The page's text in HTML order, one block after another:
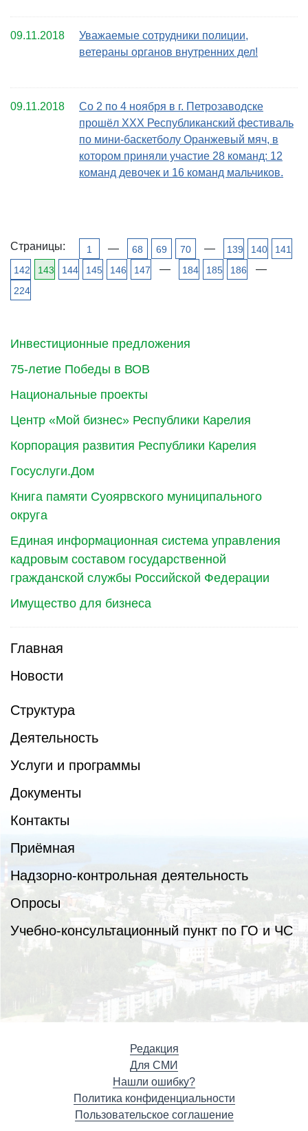
Инвестиционные предложения
75-летие Победы в ВОВ
Национальные проекты
Центр «Мой бизнес» Республики Карелия
Корпорация развития Республики Карелия
Госуслуги.Дом
Книга памяти Суоярвского муниципального
округа
Единая информационная система управления
кадровым составом государственной
гражданской службы Российской Федерации
Имущество для бизнеса
Главная
Новости
Структура
Деятельность
Услуги и программы
Документы
Контакты
Приёмная
Надзорно-контрольная деятельность
Опросы
Учебно-консультационный пункт по ГО и ЧС
09.11.2018
Уважаемые сотрудники полиции,
ветераны органов внутренних дел!
09.11.2018
Со 2 по 4 ноября в г. Петрозаводске
прошёл XXX Республиканский фестиваль
по мини-баскетболу Оранжевый мяч, в
котором приняли участие 28 команд: 12
команд девочек и 16 команд мальчиков.
Страницы: 1 — 68 69 70 — 139 140
141
142
143 144 145 146 147 — 184 185 186 —
224
Редакция
Для СМИ
Нашли ошибку?
Политика конфиденциальности
Пользовательское соглашение